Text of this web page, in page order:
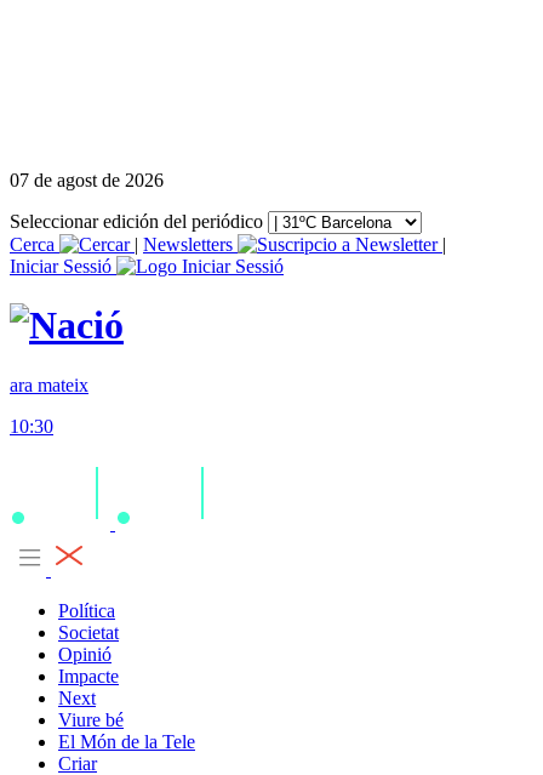
07 de agost de 2026
Seleccionar edición del periódico
Cerca
| Newsletters
|
Iniciar Sessió
ara mateix
10:30
Política
Societat
Opinió
Impacte
Next
Viure bé
El Món de la Tele
Criar